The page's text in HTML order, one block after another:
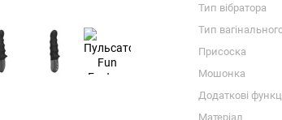
Тип вібратора
Тип
Присоска
Мошонка
Додаткові
Матеріал